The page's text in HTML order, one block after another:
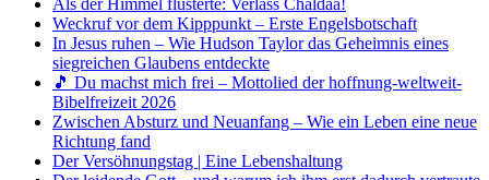
Als der Himmel flüsterte: Verlass Chaldäa!
Weckruf vor dem Kipppunkt – Erste Engelsbotschaft
In Jesus ruhen – Wie Hudson Taylor das Geheimnis eines
siegreichen Glaubens entdeckte
🎵 Du machst mich frei – Mottolied der hoffnung-weltweit-
Bibelfreizeit 2026
Zwischen Absturz und Neuanfang – Wie ein Leben eine neue
Richtung fand
Der Versöhnungstag | Eine Lebenshaltung